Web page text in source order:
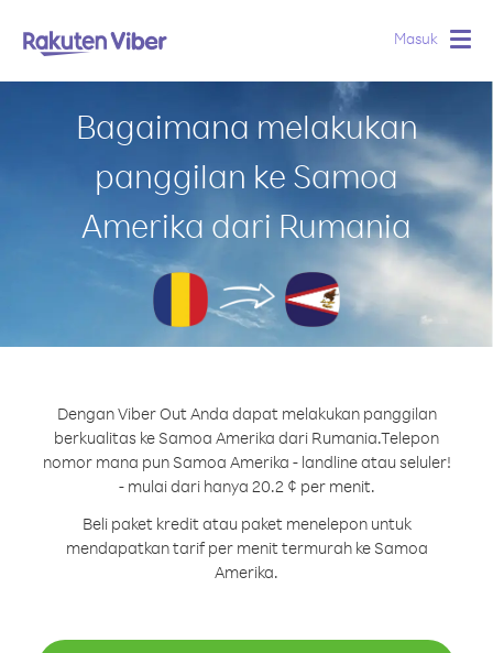
Masuk
Bagaimana melakukan
panggilan ke Samoa
Amerika dari Rumania
Dengan Viber Out Anda dapat melakukan panggilan
berkualitas ke Samoa Amerika dari Rumania.Telepon
nomor mana pun Samoa Amerika - landline atau seluler!
- mulai dari hanya 20.2 ¢ per menit.
Beli paket kredit atau paket menelepon untuk
mendapatkan tarif per menit termurah ke Samoa
Amerika.